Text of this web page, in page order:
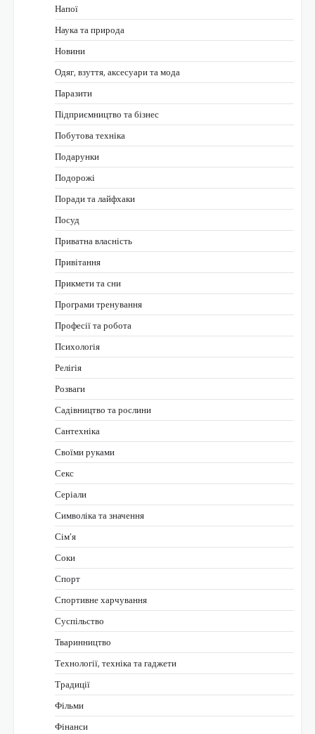
Напої
Наука та природа
Новини
Одяг, взуття, аксесуари та мода
Паразити
Підприємництво та бізнес
Побутова техніка
Подарунки
Подорожі
Поради та лайфхаки
Посуд
Приватна власність
Привітання
Прикмети та сни
Програми тренування
Професії та робота
Психологія
Релігія
Розваги
Садівництво та рослини
Сантехніка
Своїми руками
Секс
Серіали
Символіка та значення
Сім’я
Соки
Спорт
Спортивне харчування
Суспільство
Тваринництво
Технології, техніка та гаджети
Традиції
Фільми
Фінанси